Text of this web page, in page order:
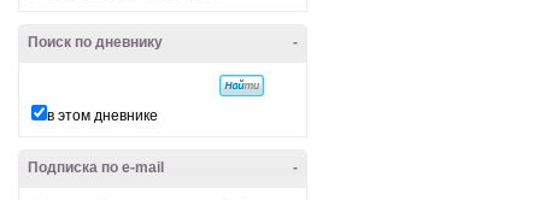
-
Поиск по дневнику
в этом дневнике
-
Подписка по e-mail